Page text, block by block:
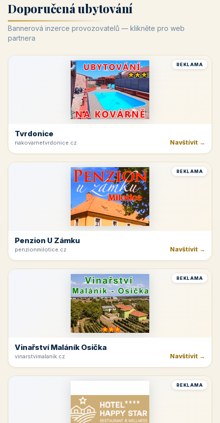
Doporučená ubytování
Bannerová inzerce provozovatelů — klikněte pro web
partnera
REKLAMA
Tvrdonice
nakovarnetvrdonice.cz Navštívit →
REKLAMA
Penzion U Zámku
penzionmilotice.cz Navštívit →
REKLAMA
Vinařství Maláník Osička
vinarstvimalanik.cz Navštívit →
REKLAMA